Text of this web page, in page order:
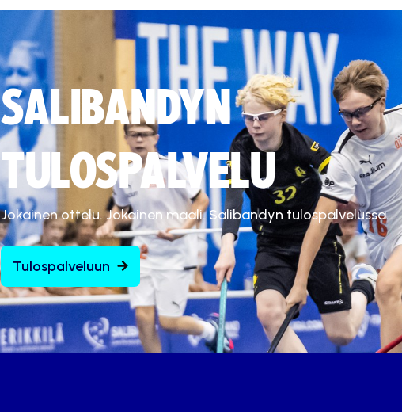
SALIBANDYN
TULOSPALVELU
Jokainen ottelu. Jokainen maali. Salibandyn tulospalvelussa.
Tulospalveluun